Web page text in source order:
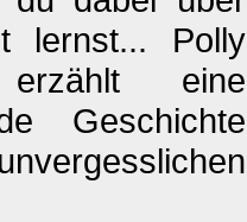
lernst... Polly
eine
Geschichte